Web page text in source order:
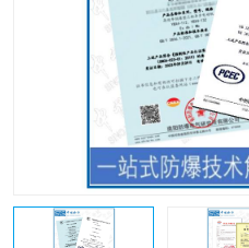
防爆资质证书
防爆电气检测机构